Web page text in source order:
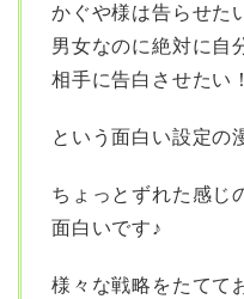
かぐや様は告らせた
男女なのに絶対に自
相手に告白させたい！
という面白い設定の
ちょっとずれた感じ
面白いです♪
様々な戦略をたてて